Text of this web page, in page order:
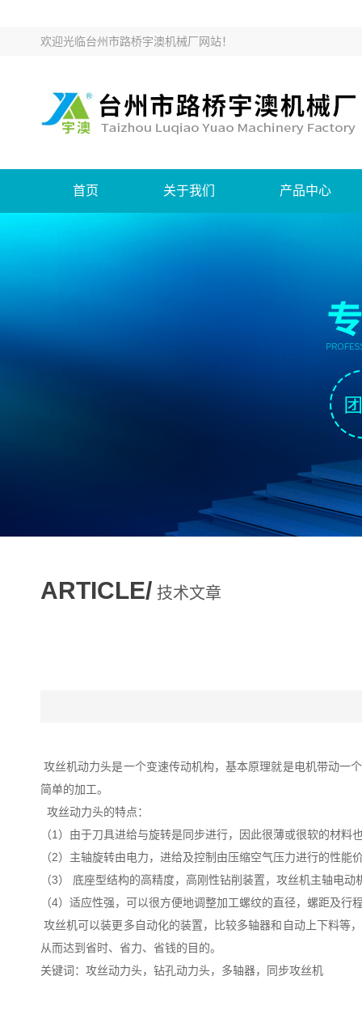
欢迎光临台州市路桥宇澳机械厂网站！
首页 关于我们 产品中心
ARTICLE/ 技术文章
攻丝机动力头是一个变速传动机构，基本原理就是电机带动一
简单的加工。
攻丝动力头的特点：
（1）由于刀具进给与旋转是同步进行，因此很薄或很软的材
（2）主轴旋转由电力，进给及控制由压缩空气压力进行的
（3） 底座型结构的高精度，高刚性钻削装置，攻丝机主轴电
（4）适应性强，可以很方便地调整加工螺纹的直径，螺距及行
攻丝机可以装更多自动化的装置，比较多轴器和自动上下料等
从而达到省时、省力、省钱的目的。
关键词：攻丝动力头，钻孔动力头，多轴器，同步攻丝机